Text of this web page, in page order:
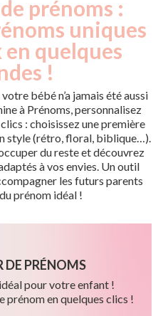
prénoms :
uniques
quelques
!
bébé n’a jamais été aussi
à Prénoms, personnalisez
: choisissez une première
style (rétro, floral, biblique…).
du reste et découvrez
à vos envies. Un outil
les futurs parents
prénom idéal !
DE PRÉNOMS
pour votre enfant !
prénom en quelques clics !